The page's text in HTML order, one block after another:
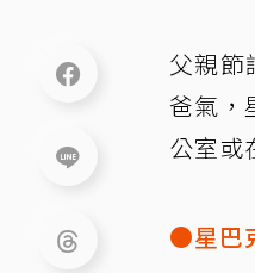
父親節
爸氣，
公室或
●星巴